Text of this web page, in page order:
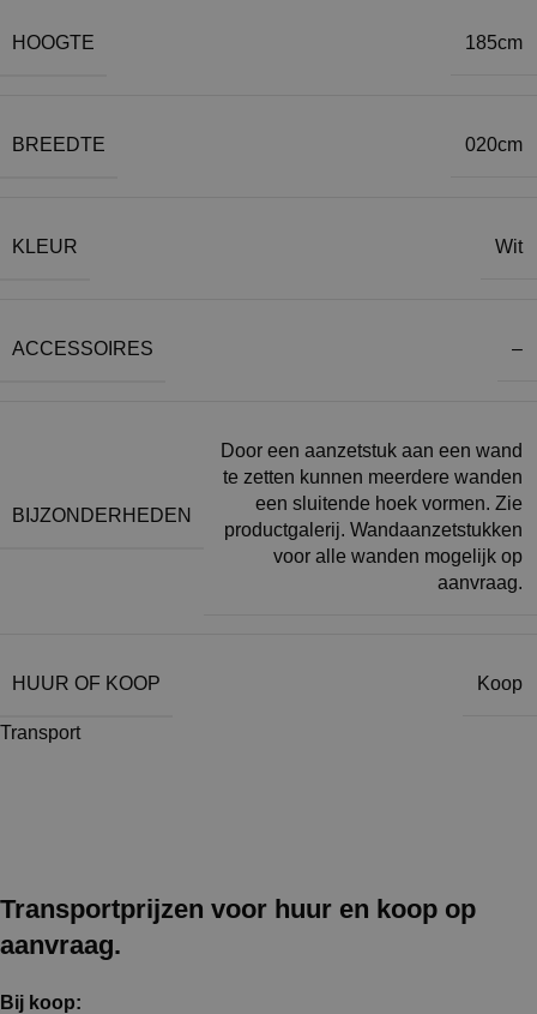
HOOGTE 185cm
BREEDTE 020cm
KLEUR Wit
ACCESSOIRES –
BIJZONDERHEDEN
Door een aanzetstuk aan een wand
te zetten kunnen meerdere wanden
een sluitende hoek vormen. Zie
productgalerij. Wandaanzetstukken
voor alle wanden mogelijk op
aanvraag.
HUUR OF KOOP Koop
Transport
Transportprijzen voor huur en koop op
aanvraag.
Bij koop: